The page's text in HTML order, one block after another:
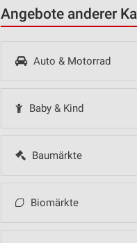
Angebote anderer
Auto & Motorrad
Baby & Kind
Baumärkte
Biomärkte